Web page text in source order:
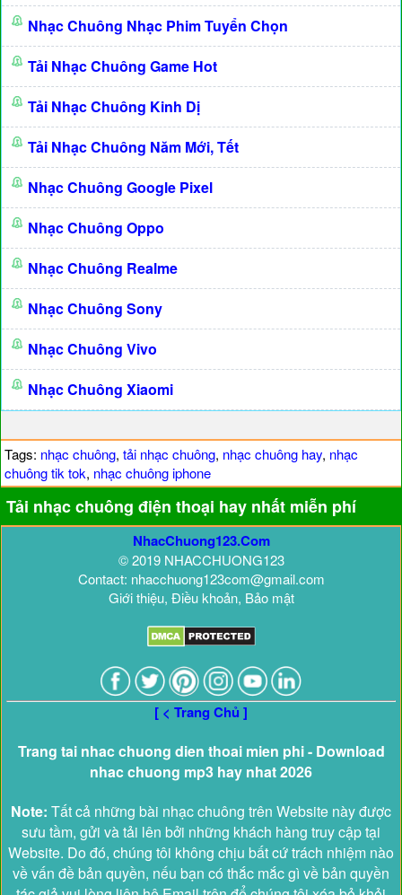
Nhạc Chuông Nhạc Phim Tuyển Chọn
Tải Nhạc Chuông Game Hot
Tải Nhạc Chuông Kinh Dị
Tải Nhạc Chuông Năm Mới, Tết
Nhạc Chuông Google Pixel
Nhạc Chuông Oppo
Nhạc Chuông Realme
Nhạc Chuông Sony
Nhạc Chuông Vivo
Nhạc Chuông Xiaomi
Tags: nhạc chuông, tải nhạc chuông, nhạc chuông hay, nhạc
chuông tik tok, nhạc chuông iphone
Tải nhạc chuông điện thoại hay nhất miễn phí
NhacChuong123.Com
© 2019 NHACCHUONG123
Contact: nhacchuong123com@gmail.com
Giới thiệu, Điều khoản, Bảo mật
[ < Trang Chủ ]
Trang tai nhac chuong dien thoai mien phi - Download
nhac chuong mp3 hay nhat 2026
Note: Tất cả những bài nhạc chuông trên Website này được
sưu tầm, gửi và tải lên bởi những khách hàng truy cập tại
Website. Do đó, chúng tôi không chịu bất cứ trách nhiệm nào
về vấn đề bản quyền, nếu bạn có thắc mắc gì về bản quyền